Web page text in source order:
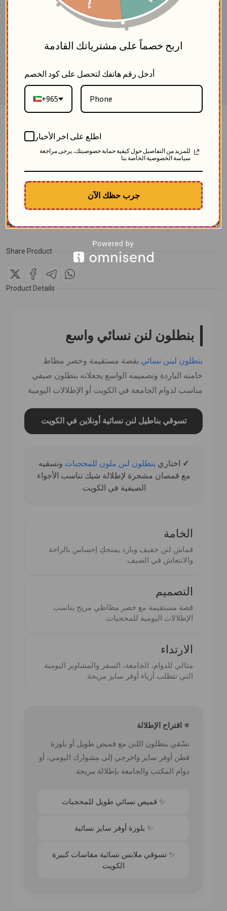
Cool linen trousers-Beige-FS
SKU: 12596-beige-fs
Description
Elegant straight-leg women's trousers made from cool and comfortable
linen, designed with a full elastic waistband to give you the perfect blend of
freedom and style
47.79$
Share Product
Product Details
بنطلون لنن نسائي واسع
بنطلون لينن نسائي بقصة مستقيمة وخصر مطاط.
خامته الباردة وتصميمه الواسع يجعلانه بنطلون صيفي
مناسب لدوام الجامعة في الكويت أو الإطلالات اليومية
تسوقي بناطيل لنن نسائية أونلاين في الكويت
✓ اختاري بنطلون لنن ملون للمحجبات ونسقيه
مع قمصان مشجرة لإطلالة شيك تناسب الأجواء
الصيفية في الكويت.
الخامة
قماش لنن خفيف وبارد يمنحكِ إحساس بالراحة
والانتعاش في الصيف.
التصميم
قصة مستقيمة مع خصر مطاطي مريح يناسب
الإطلالات اليومية للمحجبات.
الارتداء
مثالي للدوام، الجامعة، السفر والمشاوير اليومية
التي تتطلب أزياء أوفر سايز مريحة.
⭐ اقتراح الإطلالة
نسّقي بنطلون اللنن مع قميص طويل أو بلوزة
قطن أوفر سايز واخرجي إلى مشوارك اليومي، أو
دوام المكتب والجامعة بإطلالة مريحة.
✨ قميص نسائي طويل للمحجبات
✨ بلوزة أوفر سايز نسائية
✨ تسوقي ملابس نسائية مقاسات كبيرة
الكويت
اربح خصماً على مشترياتك القادمة
أدخل رقم هاتفك لتحصل على كود الخصم
+965
اطلع على اخر الأخبار
للمزيد من التفاصيل حول كيفية حماية خصوصيتك، يرجى مراجعة
سياسة الخصوصية الخاصة بنا
جرب حظك الآن